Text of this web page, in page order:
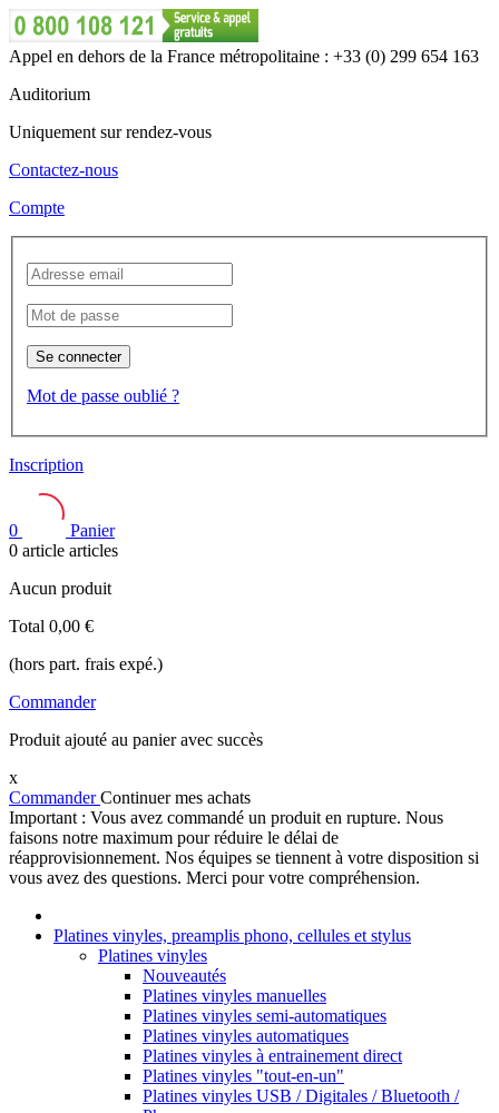
Appel en dehors de la France métropolitaine : +33 (0) 299 654 163
Auditorium
Uniquement sur rendez-vous
Contactez-nous
Compte
Se connecter
Mot de passe oublié ?
Inscription
0
Panier
0 article articles
Aucun produit
Total 0,00 €
(hors part. frais expé.)
Commander
Produit ajouté au panier avec succès
x
CommanderContinuer mes achats
Important : Vous avez commandé un produit en rupture. Nous
faisons notre maximum pour réduire le délai de
réapprovisionnement. Nos équipes se tiennent à votre disposition si
vous avez des questions. Merci pour votre compréhension.
Platines vinyles, preamplis phono, cellules et stylus
Platines vinyles
Nouveautés
Platines vinyles manuelles
Platines vinyles semi-automatiques
Platines vinyles automatiques
Platines vinyles à entrainement direct
Platines vinyles "tout-en-un"
Platines vinyles USB / Digitales / Bluetooth /